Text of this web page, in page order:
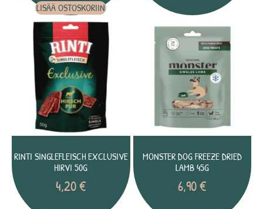
LISÄÄ OSTOSKORIIN
RINTI SINGLEFLEISCH EXCLUSIVE
HIRVI 50G
4,20€
MONSTER DOG FREEZE DRIED
LAMB 45G
6,90€